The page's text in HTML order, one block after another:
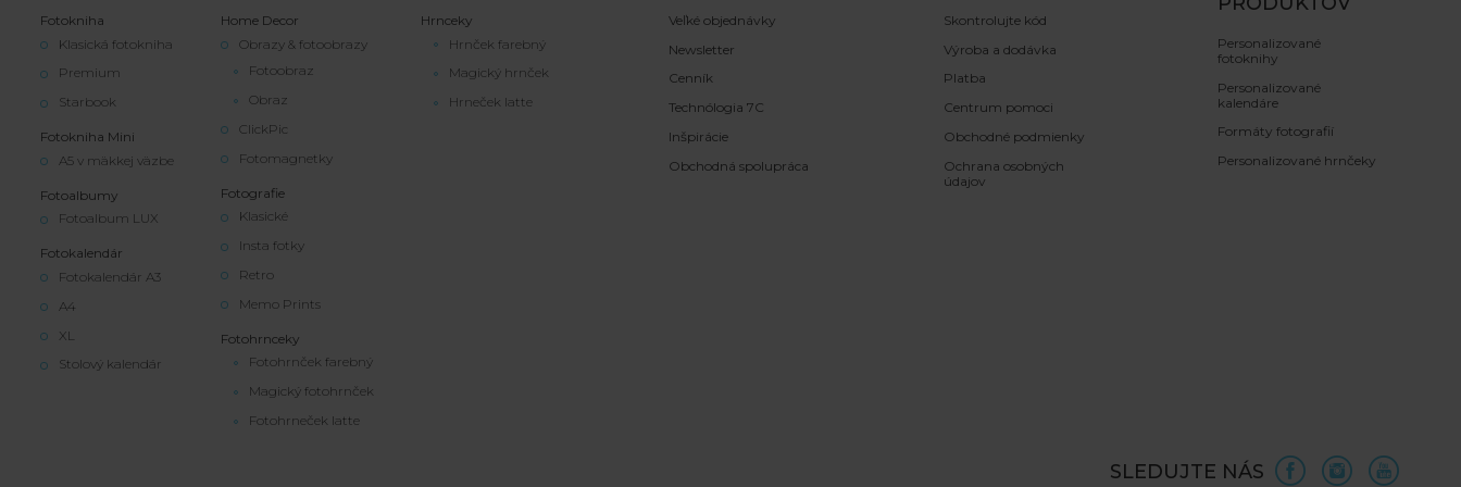
Fotokniha
Klasická fotokniha
Premium
Starbook
Fotokniha Mini
A5 v mäkkej väzbe
Fotoalbumy
Fotoalbum LUX
Fotokalendár
Fotokalendár A3
A4
XL
Stolový kalendár
Home Decor
Obrazy & fotoobrazy
Fotoobraz
Obraz
ClickPic
Fotomagnetky
Fotografie
Klasické
Insta fotky
Retro
Memo Prints
Fotohrnceky
Fotohrnček farebný
Magický fotohrnček
Fotohrneček latte
Hrnceky
Hrnček farebný
Magický hrnček
Hrneček latte
Veľké objednávky
Newsletter
Cenník
Technólogia 7C
Inšpirácie
Obchodná spolupráca
Skontrolujte kód
Výroba a dodávka
Platba
Centrum pomoci
Obchodné podmienky
Ochrana osobných
údajov
Personalizované
fotoknihy
Personalizované
kalendáre
Formáty fotografií
Personalizované hrnčeky
SLEDUJTE NÁS